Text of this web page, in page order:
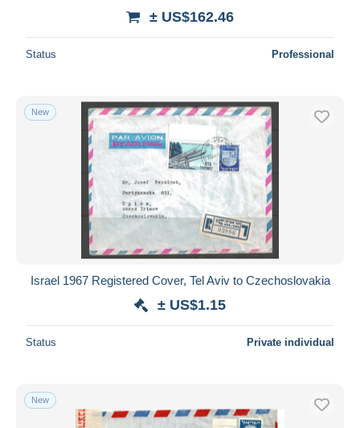
From
Payment methods
PayPal
Bank transfer
Visa
MasterCard
Bancontact
iDeal
Maestro
Seller's residence
± US$162.46
Status Professional
New
Israel 1967 Registered Cover, Tel Aviv to Czechoslovakia
± US$1.15
Status Private individual
New